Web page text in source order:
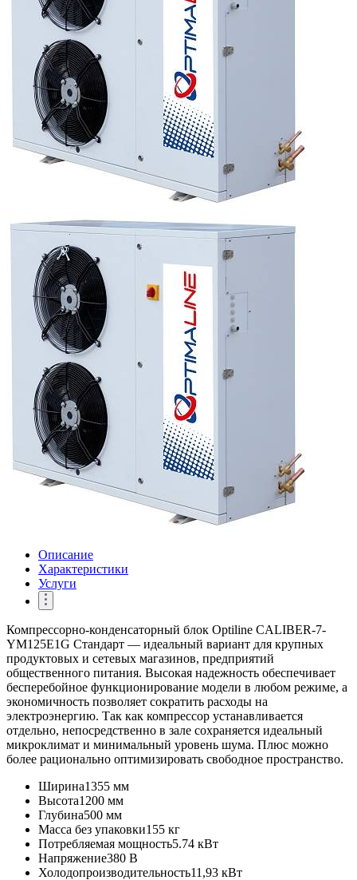
Описание
Характеристики
Услуги
Компрессорно-конденсаторный блок Optiline CALIBER-7-
YM125E1G Стандарт — идеальный вариант для крупных
продуктовых и сетевых магазинов, предприятий
общественного питания. Высокая надежность обеспечивает
бесперебойное функционирование модели в любом режиме, а
экономичность позволяет сократить расходы на
электроэнергию. Так как компрессор устанавливается
отдельно, непосредственно в зале сохраняется идеальный
микроклимат и минимальный уровень шума. Плюс можно
более рационально оптимизировать свободное пространство.
Ширина1355 мм
Высота1200 мм
Глубина500 мм
Масса без упаковки155 кг
Потребляемая мощность5.74 кВт
Напряжение380 В
Холодопроизводительность11,93 кВт